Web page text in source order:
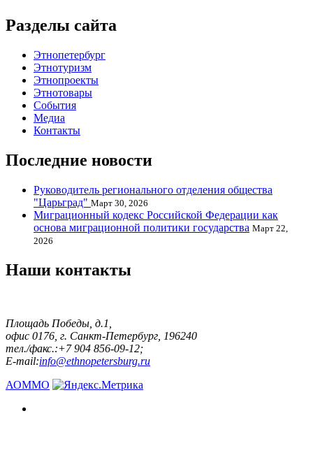
Разделы сайта
Этнопетербург
Этнотуризм
Этнопроекты
Этнотовары
События
Медиа
Контакты
Последние новости
Руководитель регионального отделения общества
"Царьград" Март 30, 2026
Миграционный кодекс Российской Федерации как
основа миграционной политики государства Март 22,
2026
Наши контакты
Площадь Победы, д.1,
офис 0176, г. Санкт-Петербург, 196240
тел./факс.:+7 904 856-09-12;
E-mail:info@ethnopetersburg.ru
АОММО